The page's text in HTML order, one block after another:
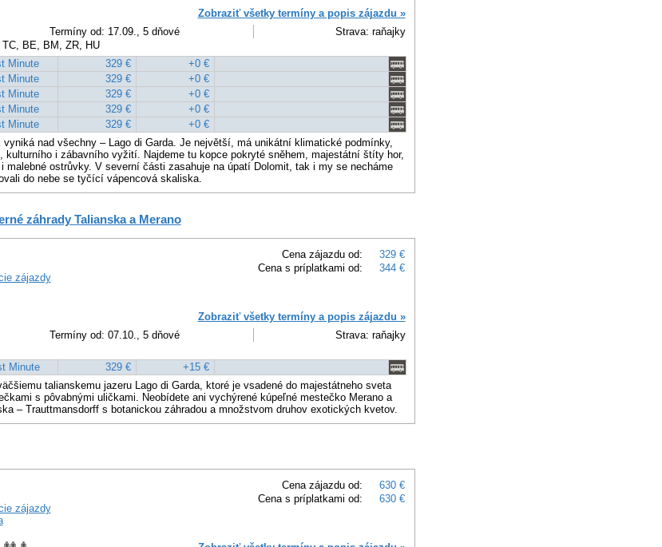
Zobraziť všetky termíny a popis zájazdu »
Termíny od: 17.09., 5 dňové
Strava: raňajky
BE, BM, ZR, HU
Minute 329 €
+0 €
Minute 329 €
+0 €
Minute 329 €
+0 €
Minute 329 €
+0 €
Minute 329 €
+0 €
vyniká nad všechny – Lago di Garda. Je největší, má unikátní klimatické podmínky,
kulturního i zábavního vyžití. Najdeme tu kopce pokryté sněhem, majestátní štíty hor,
malebné ostrůvky. V severní části zasahuje na úpatí Dolomit, tak i my se necháme
do nebe se tyčící vápencová skaliska.
záhrady Talianska a Merano
Cena zájazdu od:
329 €
Cena s príplatkami od:
344 €
zájazdy
Zobraziť všetky termíny a popis zájazdu »
Termíny od: 07.10., 5 dňové Strava: raňajky
Minute 329 €
+15 €
talianskemu jazeru Lago di Garda, ktoré je vsadené do majestátneho sveta
s pôvabnými uličkami. Neobídete ani vychýrené kúpeľné mestečko Merano a
– Trauttmansdorff s botanickou záhradou a množstvom druhov exotických kvetov.
Cena zájazdu od:
630 €
Cena s príplatkami od:
630 €
zájazdy